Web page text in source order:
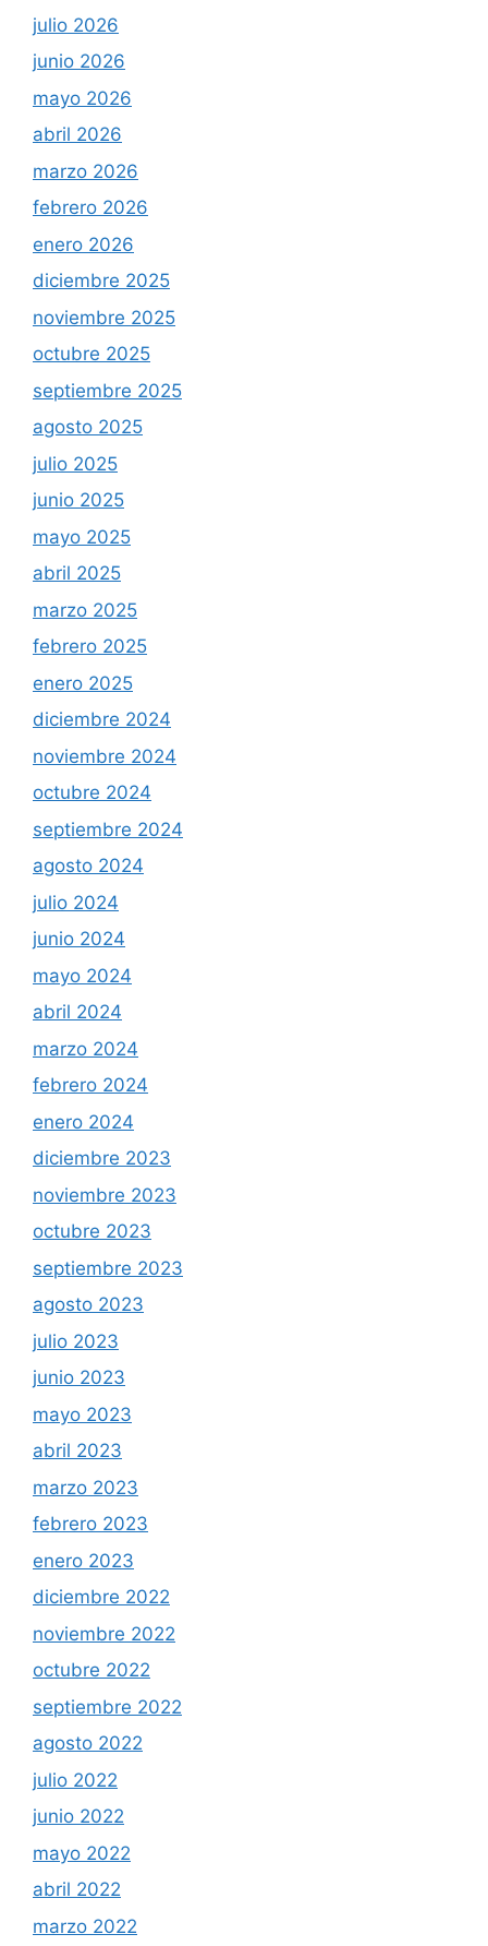
julio 2026
junio 2026
mayo 2026
abril 2026
marzo 2026
febrero 2026
enero 2026
diciembre 2025
noviembre 2025
octubre 2025
septiembre 2025
agosto 2025
julio 2025
junio 2025
mayo 2025
abril 2025
marzo 2025
febrero 2025
enero 2025
diciembre 2024
noviembre 2024
octubre 2024
septiembre 2024
agosto 2024
julio 2024
junio 2024
mayo 2024
abril 2024
marzo 2024
febrero 2024
enero 2024
diciembre 2023
noviembre 2023
octubre 2023
septiembre 2023
agosto 2023
julio 2023
junio 2023
mayo 2023
abril 2023
marzo 2023
febrero 2023
enero 2023
diciembre 2022
noviembre 2022
octubre 2022
septiembre 2022
agosto 2022
julio 2022
junio 2022
mayo 2022
abril 2022
marzo 2022